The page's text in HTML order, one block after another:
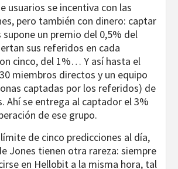
usuarios se incentiva con las
pero también con dinero: captar
un premio del 0,5% del
sus referidos en cada
cinco, del 1%… Y así hasta el
miembros directos y un equipo
captadas por los referidos) de
Ahí se entrega al captador el 3%
de ese grupo.
de cinco predicciones al día,
Jones tienen otra rareza: siempre
en Hellobit a la misma hora, tal